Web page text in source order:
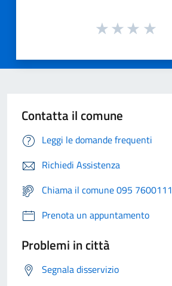
Contatta il comune
Leggi le domande frequenti
Richiedi Assistenza
Chiama il comune 095 7600111
Prenota un appuntamento
Problemi in città
Segnala disservizio